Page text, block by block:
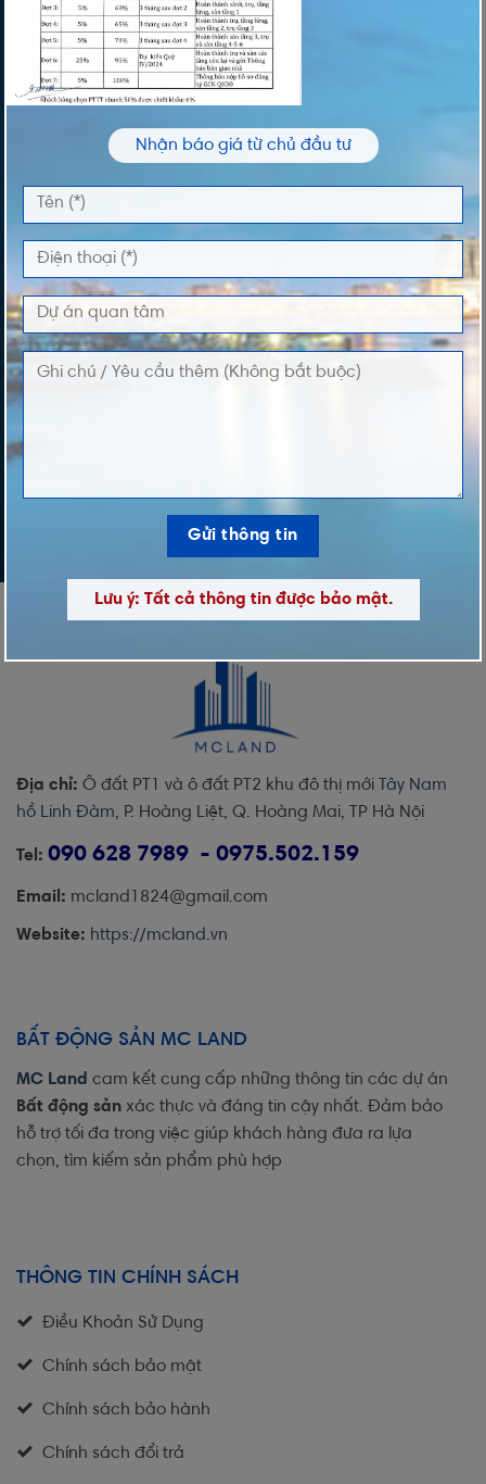
ĐĂNG KÝ NHẬN THÔNG TIN
Vui lòng nhập thông tin của bạn để nhận thông
tin Giá và Giỏ Hàng độc quyền từ chúng tôi
ĐIỆN THOẠI *
DỰ ÁN QUAN TÂM
LỜI NHẮN
Địa chỉ: Ô đất PT1 và ô đất PT2 khu đô thị mới
Tây Nam
hồ Linh Đàm, P. Hoàng Liệt, Q. Hoàng Mai, TP Hà Nội
Tel: 090 628 7989 - 0975.502.159
Email: mcland1824@gmail.com
Website: https://mcland.vn
BẤT ĐỘNG SẢN MC LAND
MC Land cam kết cung cấp những thông tin các dự án
Bất động sản xác thực và đáng tin cậy nhất. Đảm bảo
hỗ trợ tối đa trong việc giúp khách hàng đưa ra lựa
chọn, tìm kiếm sản phẩm phù hợp
THÔNG TIN CHÍNH SÁCH
Điều Khoản Sử Dụng
Chính sách bảo mật
Chính sách bảo hành
Chính sách đổi trả
Nhận báo giá từ chủ đầu tư
Lưu ý: Tất cả thông tin được bảo mật.